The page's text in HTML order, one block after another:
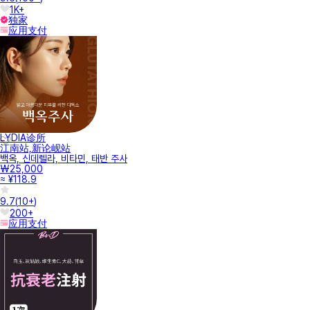
1K+
独家
应用支付
LYDIA诊所
江南站,新论岘站
백옥, 신데렐라, 비타민, 태반 주사
₩25,000
≈ ¥118.9
9.7(10+)
200+
应用支付